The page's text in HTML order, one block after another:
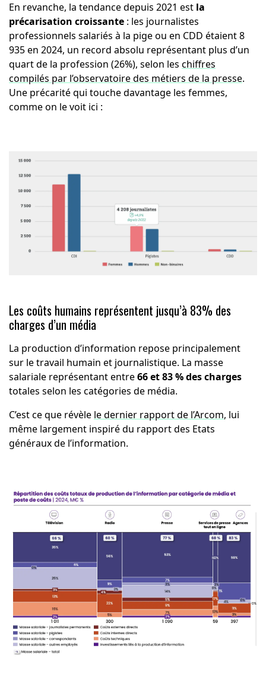
En revanche, la tendance depuis 2021 est la
précarisation croissante: les journalistes
professionnels salariés à la pige ou en CDD étaient 8
935 en 2024, un record absolu représentant plus d’un
quart de la profession (26%), selon les chiffres
compilés par l’observatoire des métiers de la presse.
Une précarité qui touche davantage les femmes,
comme on le voit ici :
Les coûts humains représentent jusqu’à 83% des
charges d’un média
La production d’information repose principalement
sur le travail humain et journalistique. La masse
salariale représentant entre66 et 83 % des charges
totales selon les catégories de média.
C’est ce que révèle le dernier rapport de l’Arcom, lui
même largement inspiré du rapport des Etats
généraux de l’information.